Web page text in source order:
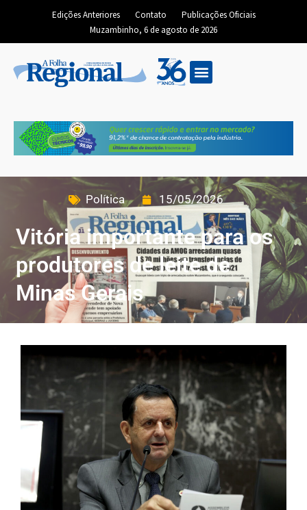
Edições Anteriores Contato
Publicações Oficiais
Muzambinho, 6 de agosto de 2026
Política 15/05/2026
Vitória importante para os
produtores de leite de
Minas Gerais